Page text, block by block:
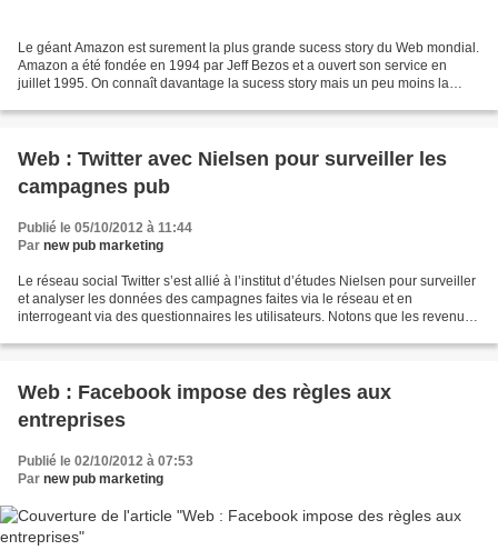
Le géant Amazon est surement la plus grande sucess story du Web mondial.
Amazon a été fondée en 1994 par Jeff Bezos et a ouvert son service en
juillet 1995. On connaît davantage la sucess story mais un peu moins la
Web : Twitter avec Nielsen pour surveiller les
campagnes pub
Publié le 05/10/2012 à 11:44
Par new pub marketing
Le réseau social Twitter s’est allié à l’institut d’études Nielsen pour surveiller
et analyser les données des campagnes faites via le réseau et en
interrogeant via des questionnaires les utilisateurs. Notons que les revenus
Web : Facebook impose des règles aux
entreprises
Publié le 02/10/2012 à 07:53
Par new pub marketing